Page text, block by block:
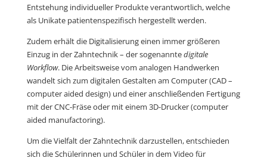
Entstehung individueller Produkte verantwortlich, welche
als Unikate patientenspezifisch hergestellt werden.
Zudem erhält die Digitalisierung einen immer größeren
Einzug in der Zahntechnik – der sogenanntedigitale
Workflow. Die Arbeitsweise vom analogen Handwerken
wandelt sich zum digitalen Gestalten am Computer (CAD –
computer aided design) und einer anschließenden Fertigung
mit der CNC-Fräse oder mit einem 3D-Drucker (computer
aided manufactoring).
Um die Vielfalt der Zahntechnik darzustellen, entschieden
sich die Schülerinnen und Schüler in dem Video für